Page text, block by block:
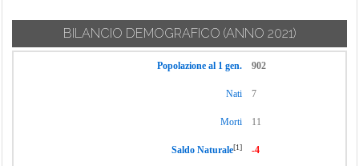
BILANCIO DEMOGRAFICO (ANNO 2021)
Popolazione al 1 gen. 902
Nati 7
Morti 11
Saldo Naturale[1] -4